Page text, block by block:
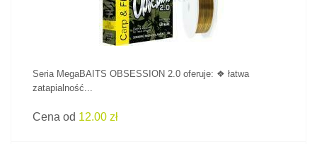
Seria MegaBAITS OBSESSION 2.0 oferuje: ❖ łatwa
zatapialność...
Cena od 12.00 zł